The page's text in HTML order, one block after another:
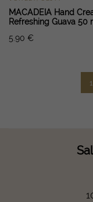
MACADEIA Hand
Refreshing Guava 50
5.90 €
1